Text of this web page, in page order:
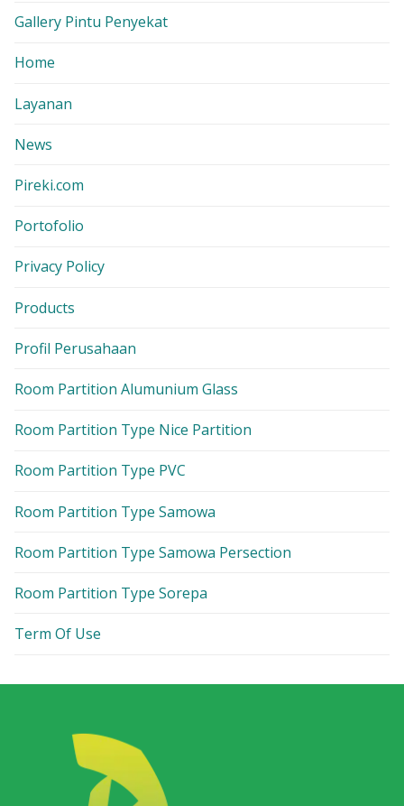
Gallery Pintu Penyekat
Home
Layanan
News
Pireki.com
Portofolio
Privacy Policy
Products
Profil Perusahaan
Room Partition Alumunium Glass
Room Partition Type Nice Partition
Room Partition Type PVC
Room Partition Type Samowa
Room Partition Type Samowa Persection
Room Partition Type Sorepa
Term Of Use